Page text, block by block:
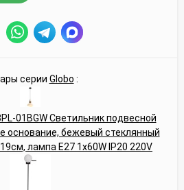
серии Globo :